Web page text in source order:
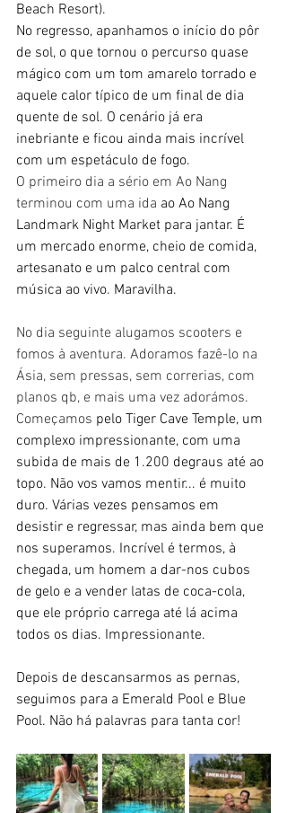
Beach Resort).
No regresso, apanhamos o início do pôr
de sol, o que tornou o percurso quase
mágico com um tom amarelo torrado e
aquele calor típico de um final de dia
quente de sol. O cenário já era
inebriante e ficou ainda mais incrível
com um espetáculo de fogo.
O primeiro dia a sério em Ao Nang
terminou com uma ida ao Ao Nang
Landmark Night Market para jantar. É
um mercado enorme, cheio de comida,
artesanato e um palco central com
música ao vivo. Maravilha.
No dia seguinte alugamos scooters e
fomos à aventura. Adoramos fazê-lo na
Ásia, sem pressas, sem correrias, com
planos qb, e mais uma vez adorámos.
Começamos pelo Tiger Cave Temple, um
complexo impressionante, com uma
subida de mais de 1.200 degraus até ao
topo. Não vos vamos mentir... é muito
duro. Várias vezes pensamos em
desistir e regressar, mas ainda bem que
nos superamos. Incrível é termos, à
chegada, um homem a dar-nos cubos
de gelo e a vender latas de coca-cola,
que ele próprio carrega até lá acima
todos os dias. Impressionante.
Depois de descansarmos as pernas,
seguimos para a Emerald Pool e Blue
Pool. Não há palavras para tanta cor!